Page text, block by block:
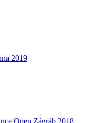
2019
Open Zágráb 2018